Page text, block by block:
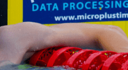
Abteilungen
Schwimmen